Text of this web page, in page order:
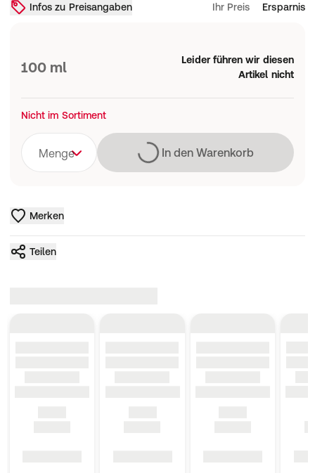
Infos zu Preisangaben Ihr Preis Ersparnis
100 ml
Leider führen wir diesen
Artikel nicht
Nicht im Sortiment
Menge LädtIn den Warenkorb
Merken
Teilen